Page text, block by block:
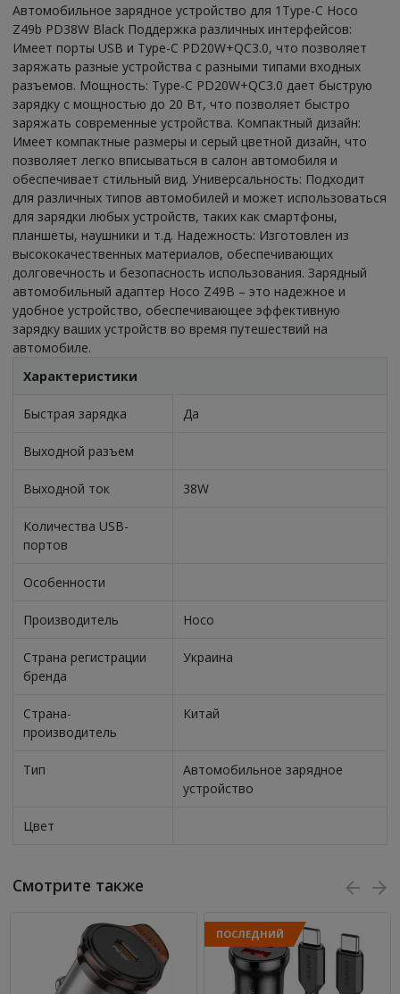
Автомобильное зарядное устройство для 1Type-C Hoco
Z49b PD38W Black Поддержка различных интерфейсов:
Имеет порты USB и Type-C PD20W+QC3.0, что позволяет
заряжать разные устройства с разными типами входных
разъемов. Мощность: Type-C PD20W+QC3.0 дает быструю
зарядку с мощностью до 20 Вт, что позволяет быстро
заряжать современные устройства. Компактный дизайн:
Имеет компактные размеры и серый цветной дизайн, что
позволяет легко вписываться в салон автомобиля и
обеспечивает стильный вид. Универсальность: Подходит
для различных типов автомобилей и может использоваться
для зарядки любых устройств, таких как смартфоны,
планшеты, наушники и т.д. Надежность: Изготовлен из
высококачественных материалов, обеспечивающих
долговечность и безопасность использования. Зарядный
автомобильный адаптер Hoco Z49B – это надежное и
удобное устройство, обеспечивающее эффективную
зарядку ваших устройств во время путешествий на
автомобиле.
Характеристики
Быстрая зарядка Да
Выходной разъем
Выходной ток 38W
Количества USB-
портов
Особенности
Производитель Hoco
Страна регистрации
бренда
Украина
Страна-
производитель
Китай
Тип
Автомобильное зарядное
устройство
Цвет
Смотрите также
ПОСЛЕДНИЙ